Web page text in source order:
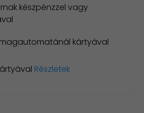
készpénzzel vagy
kártyával
Részletek